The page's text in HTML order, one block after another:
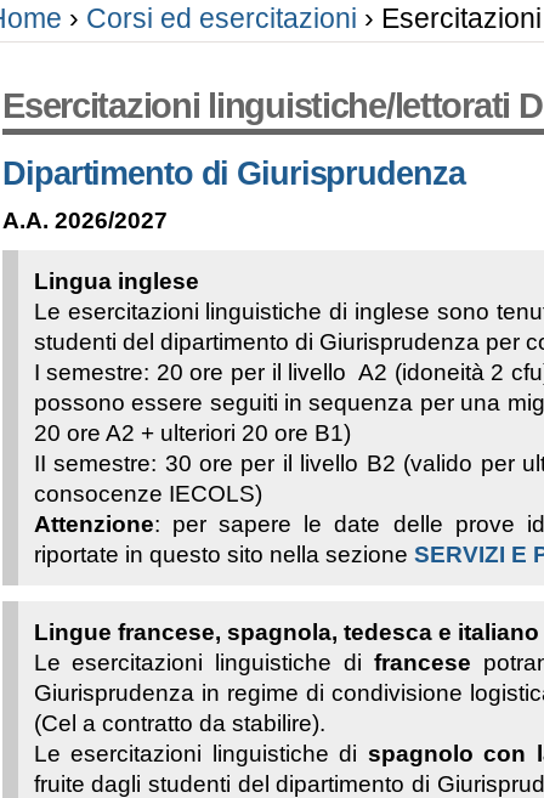
› Corsi ed esercitazioni ›
Esercitazioni linguistiche/lettorati
Dipartimento di Giurisprudenza
A.A. 2026/2027
Lingua inglese
Le esercitazioni linguistiche di inglese sono
studenti del dipartimento di Giurisprudenza per
I semestre: 20 ore per il livello A2 (idoneità 2
possono essere seguiti in sequenza per una
20 ore A2 + ulteriori 20 ore B1)
II semestre: 30 ore per il livello B2 (valido per
consocenze IECOLS)
Attenzione: per sapere le date delle prove
riportate in questo sito nella sezione SERVIZI E
Lingue francese, spagnola, tedesca e italiano
Le esercitazioni linguistiche di francese
Giurisprudenza in regime di condivisione
(Cel a contratto da stabilire).
Le esercitazioni linguistiche di spagnolo con
fruite dagli studenti del dipartimento di